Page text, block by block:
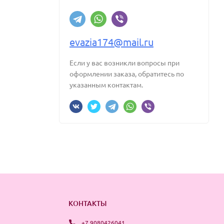
evazia174@mail.ru
Если у вас возникли вопросы при
оформлении заказа, обратитесь по
указанным контактам.
КОНТАКТЫ
+7 9080426041